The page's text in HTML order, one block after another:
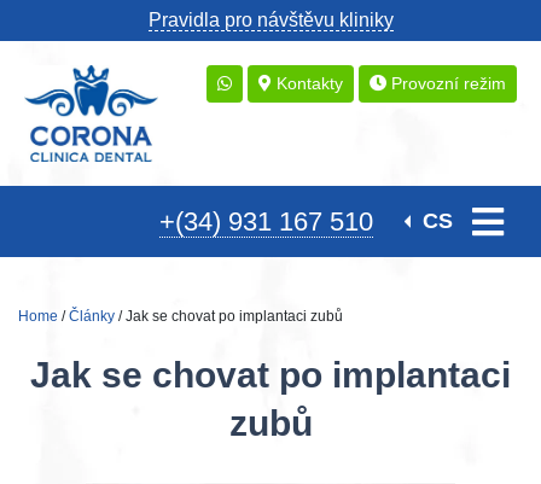
Pravidla pro návštěvu kliniky
Kontakty Provozní režim
+(34) 931 167 510 CS
Home /Články / Jak se chovat po implantaci zubů
Jak se chovat po implantaci
zubů